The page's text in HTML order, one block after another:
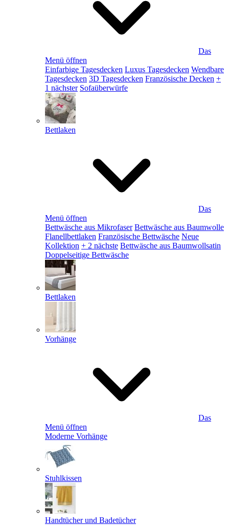
Das
Menü öffnen
Einfarbige Tagesdecken Luxus Tagesdecken Wendbare
Tagesdecken 3D Tagesdecken Französische Decken +
1 nächster Sofaüberwürfe
Bettlaken
Das
Menü öffnen
Bettwäsche aus Mikrofaser Bettwäsche aus Baumwolle
Flanellbettlaken Französische Bettwäsche Neue
Kollektion + 2 nächste Bettwäsche aus Baumwollsatin
Doppelseitige Bettwäsche
Bettlaken
Vorhänge
Das
Menü öffnen
Moderne Vorhänge
Stuhlkissen
Handtücher und Badetücher